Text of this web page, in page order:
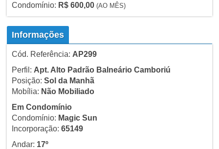
Condomínio: R$ 600,00 (AO MÊS)
Informações
Cód. Referência: AP299
Perfil: Apt. Alto Padrão Balneário Camboriú
Posição: Sol da Manhã
Mobília: Não Mobiliado
Em Condomínio
Condomínio: Magic Sun
Incorporação: 65149
Andar: 17º